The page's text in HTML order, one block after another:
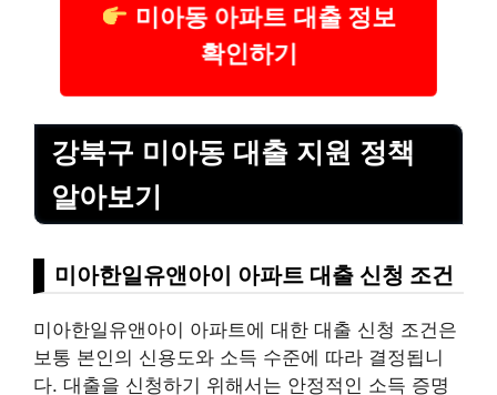
미아동 아파트 대출 정보
확인하기
강북구 미아동 대출 지원 정책
알아보기
미아한일유앤아이 아파트 대출 신청 조건
미아한일유앤아이 아파트에 대한 대출 신청 조건은
보통 본인의 신용도와 소득 수준에 따라 결정됩니
다. 대출을 신청하기 위해서는 안정적인 소득 증명